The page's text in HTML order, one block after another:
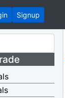
Signup